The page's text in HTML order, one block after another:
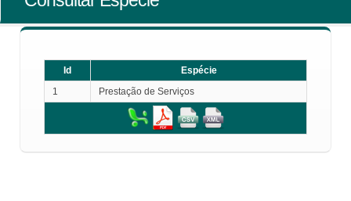
Id
Espécie
1
Prestação de Serviços